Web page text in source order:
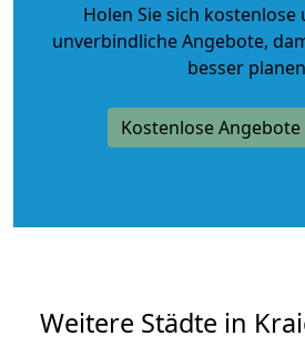
Holen Sie sich
unverbindliche Angebote,
besser
Kostenlose
Weitere Städte in